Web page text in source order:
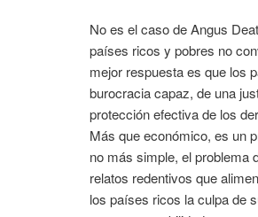
No es el caso de Angus
países ricos y pobres no
mejor respuesta es que los
burocracia capaz, de una
protección efectiva de los
Más que económico, es un
no más simple, el problema
relatos redentivos que
los países ricos la culpa de